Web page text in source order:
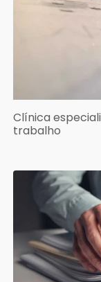
Clínica
trabalho